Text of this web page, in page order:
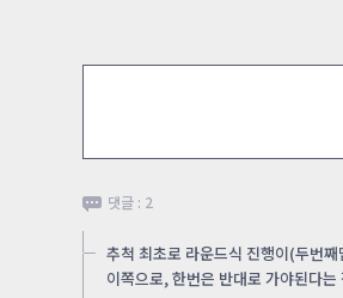
댓글 : 2
추척 최초로 라운드식 진행이(두번
이쪽으로, 한번은 반대로 가야된다